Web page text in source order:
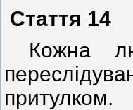
Стаття 14
Кожна
притулком.